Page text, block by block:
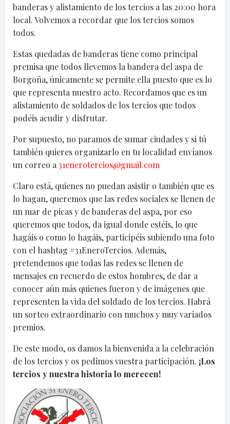
banderas y alistamiento de los tercios a las 20:00 hora
local. Volvemos a recordar que los tercios somos
todos.
Estas quedadas de banderas tiene como principal
premisa que todos llevemos la bandera del aspa de
Borgoña, únicamente se permite ella puesto que es lo
que representa nuestro acto. Recordamos que es un
alistamiento de soldados de los tercios que todos
podéis acudir y disfrutar.
Por supuesto, no paramos de sumar ciudades y si tú
también quieres organizarlo en tu localidad envíanos
un correo a 31enerotercios@gmail.com
Claro está, quienes no puedan asistir o también que es
lo hagan, queremos que las redes sociales se llenen de
un mar de picas y de banderas del aspa, por eso
queremos que todos, da igual donde estéis, lo que
hagáis o como lo hagáis, participéis subiendo una foto
con el hashtag #31EneroTercios. Además,
pretendemos que todas las redes se llenen de
mensajes en recuerdo de estos hombres, de dar a
conocer aún más quienes fueron y de imágenes que
representen la vida del soldado de los tercios. Habrá
un sorteo extraordinario con muchos y muy variados
premios.
De este modo, os damos la bienvenida a la celebración
de los tercios y os pedimos vuestra participación. ¡Los
tercios y nuestra historia lo merecen!